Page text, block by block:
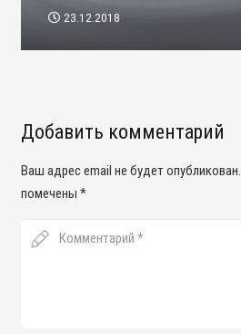
23.12.2018
Добавить комментарий
Ваш адрес email не будет опубликован.
помечены *